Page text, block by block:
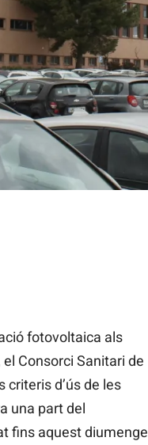
fotovoltaica als
Consorci Sanitari de
criteris d’ús de les
una part del
fins aquest diumenge